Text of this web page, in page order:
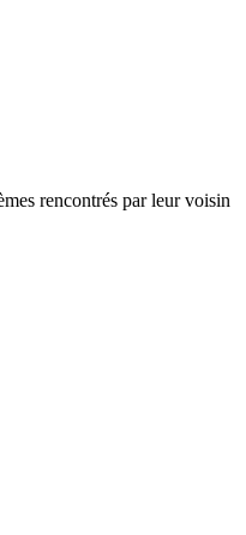
rencontrés par leur voisin